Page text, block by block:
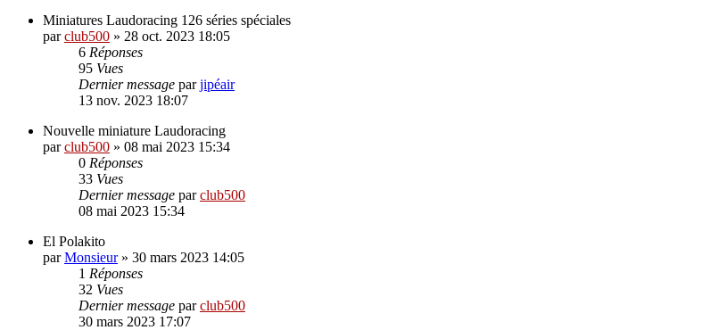
Miniatures Laudoracing 126 séries spéciales
parclub500 » 28 oct. 2023 18:05
6 Réponses
95 Vues
Dernier message parjipéair
13 nov. 2023 18:07
Nouvelle miniature Laudoracing
parclub500 » 08 mai 2023 15:34
0 Réponses
33 Vues
Dernier message parclub500
08 mai 2023 15:34
El Polakito
parMonsieur» 30 mars 2023 14:05
1 Réponses
32 Vues
Dernier message parclub500
30 mars 2023 17:07